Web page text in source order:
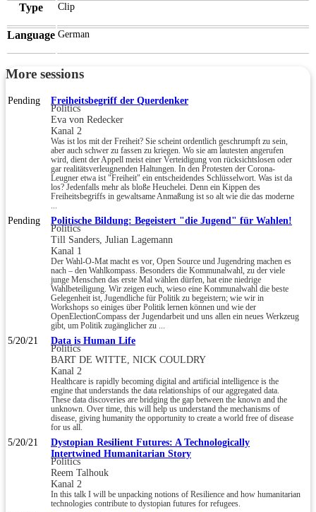
Type Clip
Language German
More sessions
Pending Freiheitsbegriff der Querdenker
Politics
Eva von Redecker
Kanal 2
Was ist los mit der Freiheit? Sie scheint ordentlich geschrumpft zu sein,
aber auch schwer zu fassen zu kriegen. Wo sie am lautesten angerufen
wird, dient der Appell meist einer Verteidigung von rücksichtslosen oder
gar realitätsverleugnenden Haltungen. In den Protesten der Corona-
Leugner etwa ist "Freiheit" ein entscheidendes Schlüsselwort. Was ist da
los? Jedenfalls mehr als bloße Heuchelei. Denn ein Kippen des
Freiheitsbegriffs in gewaltsame Anmaßung ist so alt wie die das moderne
Pending Politische Bildung: Begeistert "die Jugend" für Wahlen!
Politics
Till Sanders, Julian Lagemann
Kanal 1
Der Wahl-O-Mat macht es vor, Open Source und Jugendring machen es
nach – den Wahlkompass. Besonders die Kommunalwahl, zu der viele
junge Menschen das erste Mal wählen dürfen, hat eine niedrige
Wahlbeteiligung. Wir zeigen euch, wieso eine Kommunalwahl die beste
Gelegenheit ist, Jugendliche für Politik zu begeistern; wie wir in
Workshops so einiges über Politik lernen können und wie der
OpenElectionCompass der Jugendarbeit und uns allen ein neues Werkzeug
gibt, um Politik zugänglicher zu ...
5/20/21 Data is Human Life
Politics
BART DE WITTE, NICK COULDRY
Kanal 2
Healthcare is rapidly becoming digital and artificial intelligence is the
engine that understands the data relationships of our aggregated data.
These data discoveries are bridging the gap between the known and the
unknown. Over time, this will help us understand the mechanisms of
disease, giving humanity the opportunity to create a world free of disease
for us all.
5/20/21
Dystopian Resilient Futures: A Technologically
Intertwined Humanitarian Story
Politics
Reem Talhouk
Kanal 2
In this talk I will be unpacking notions of Resilience and how humanitarian
technologies contribute to dystopian futures for refugees.